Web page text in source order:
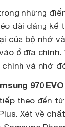
những
dài dáng kể
của bộ nhớ
ổ đĩa
chính và nhờ
970
tiếp theo đến
Xét về